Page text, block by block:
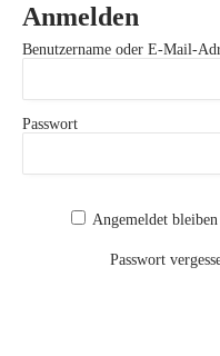
Anmelden
Benutzername oder E-Mail-
Passwort
Angemeldet bleiben
Passwort